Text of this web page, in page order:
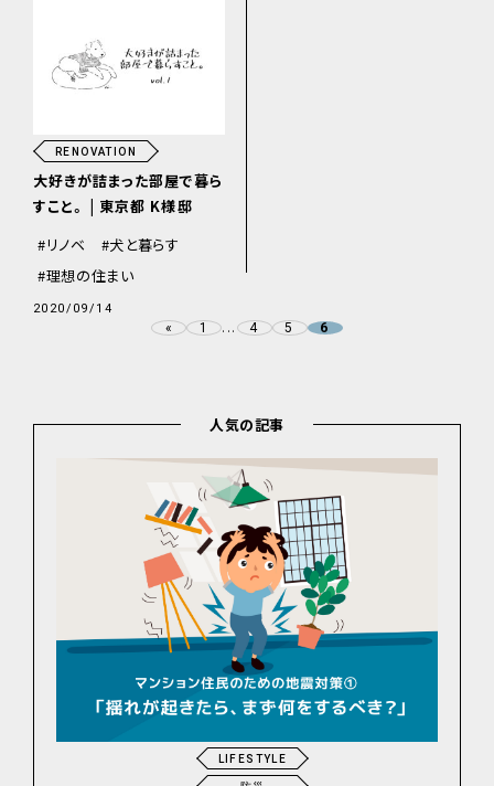
RENOVATION
大好きが詰まった部屋で暮ら
すこと。 | 東京都 K様邸
リノベ
犬と暮らす
理想の住まい
2020/09/14
« 1 ... 4 5 6
人気の記事
LIFESTYLE